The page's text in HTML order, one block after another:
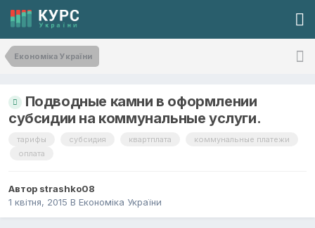
Економіка України
Подводные камни в оформлении
субсидии на коммунальные услуги.
тарифы субсидия квартплата
коммунальные платежи
оплата
Автор strashko08
1 квітня, 2015 В Економіка України